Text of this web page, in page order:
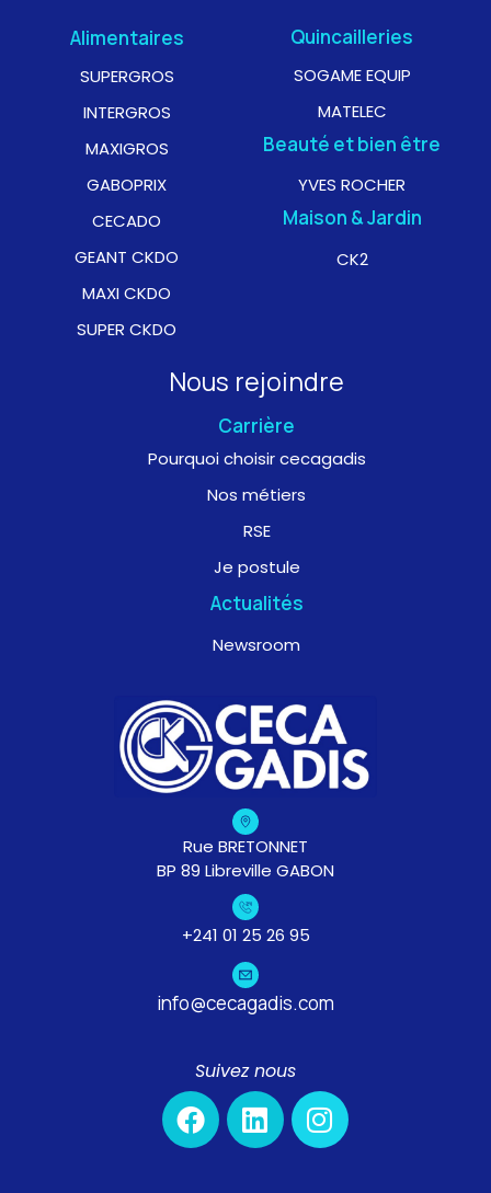
Alimentaires
SUPERGROS
INTERGROS
MAXIGROS
GABOPRIX
CECADO
GEANT CKDO
MAXI CKDO
SUPER CKDO
Quincailleries
SOGAME EQUIP
MATELEC
Beauté et bien être
YVES ROCHER
Maison & Jardin
CK2
Nous rejoindre
Carrière
Pourquoi choisir cecagadis
Nos métiers
RSE
Je postule
Actualités
Newsroom
Rue BRETONNET
BP 89 Libreville GABON
+241 01 25 26 95
info@cecagadis.com
Suivez nous